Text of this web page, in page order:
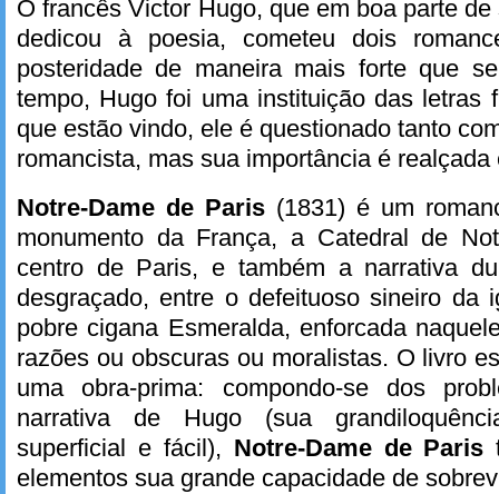
O francês Victor Hugo, que em boa parte
dedicou à poesia, cometeu dois
posteridade de maneira mais forte que
tempo, Hugo foi uma instituição das letras
que estão vindo, ele é questionado tanto
romancista, mas sua importância é realçada
Notre-Dame de Paris (1831) é um
monumento da França, a Catedral de
centro de Paris, e também a narrativa
desgraçado, entre o defeituoso sineiro da
pobre cigana Esmeralda, enforcada
razões ou obscuras ou moralistas. O livro
uma obra-prima: compondo-se dos
narrativa de Hugo (sua
superficial e fácil), Notre-Dame de Paris
elementos sua grande capacidade de